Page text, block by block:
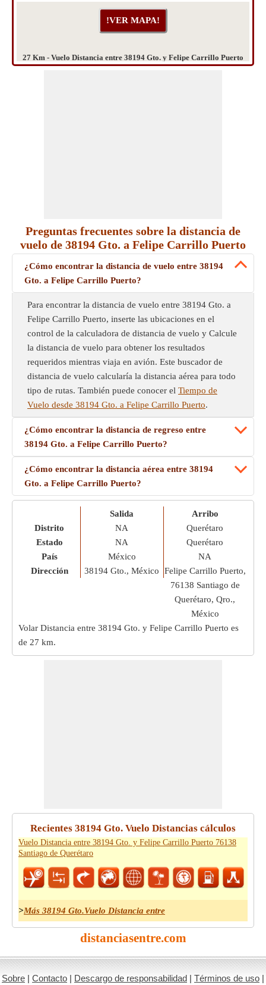
27 Km - Vuelo Distancia entre 38194 Gto. y Felipe Carrillo Puerto
Preguntas frecuentes sobre la distancia de
vuelo de 38194 Gto. a Felipe Carrillo Puerto
¿Cómo encontrar la distancia de vuelo entre 38194
Gto. a Felipe Carrillo Puerto?
Para encontrar la distancia de vuelo entre 38194 Gto. a
Felipe Carrillo Puerto, inserte las ubicaciones en el
control de la calculadora de distancia de vuelo y Calcule
la distancia de vuelo para obtener los resultados
requeridos mientras viaja en avión. Este buscador de
distancia de vuelo calcularía la distancia aérea para todo
tipo de rutas. También puede conocer el Tiempo de
Vuelo desde 38194 Gto. a Felipe Carrillo Puerto.
¿Cómo encontrar la distancia de regreso entre
38194 Gto. a Felipe Carrillo Puerto?
¿Cómo encontrar la distancia aérea entre 38194
Gto. a Felipe Carrillo Puerto?
Distrito
Estado
País
Dirección
Salida
NA
NA
México
38194 Gto., México
Arribo
Querétaro
Querétaro
NA
Felipe Carrillo Puerto,
76138 Santiago de
Querétaro, Qro.,
México
Volar Distancia entre 38194 Gto. y Felipe Carrillo Puerto es
de 27 km.
Recientes 38194 Gto. Vuelo Distancias cálculos
Vuelo Distancia entre 38194 Gto. y Felipe Carrillo Puerto 76138
Santiago de Querétaro
>Más 38194 Gto.Vuelo Distancia entre
distanciasentre.com
Sobre | Contacto | Descargo de responsabilidad | Términos de uso |